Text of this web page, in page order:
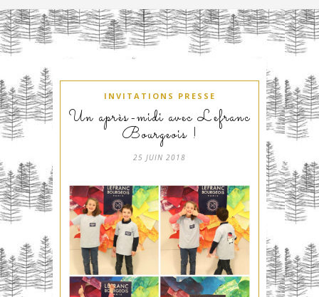
INVITATIONS PRESSE
Un après-midi avec Lefranc
Bourgeois !
25 JUIN 2018